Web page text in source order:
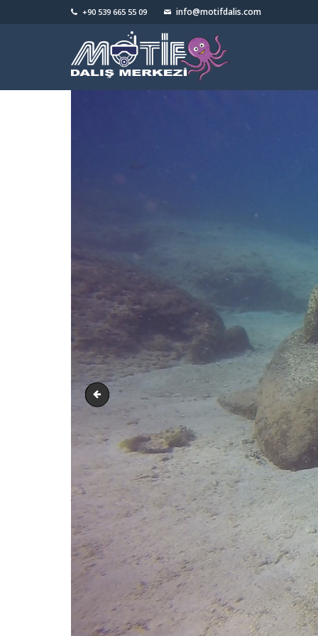
+90 539 665 55 09 info@motifdalis.com
Image17